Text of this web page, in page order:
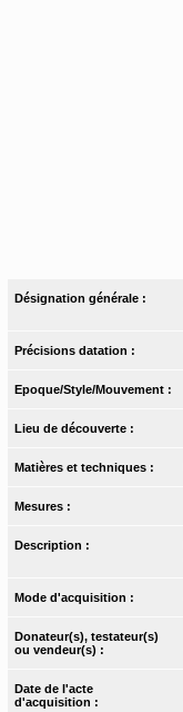
Désignation générale :
Précisions datation :
Epoque/Style/Mouvement :
Lieu de découverte :
Matières et techniques :
Mesures :
Description :
Mode d'acquisition :
Donateur(s), testateur(s)
ou vendeur(s) :
Date de l'acte
d'acquisition :